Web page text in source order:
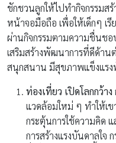
ชักชวนลูกให้ไปทำกิจกรรมส
หน้าจอมือถือ เพื่อให้เด็กๆ เรี
ผ่านกิจกรรมตามความชื่นชอ
เสริมสร้างพัฒนาการที่ดีด้าน
สนุกสนาน มีสุขภาพแข็งแรง
ท่องเที่ยว เปิดโลกกว้าง
แวดล้อมใหม่ ๆ ทำให้เ
กระตุ้นการใช้ความคิด
การสร้างแรงบันดาลใจ